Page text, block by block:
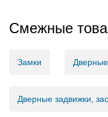
Смежные
Замки
Дверные задвижки,